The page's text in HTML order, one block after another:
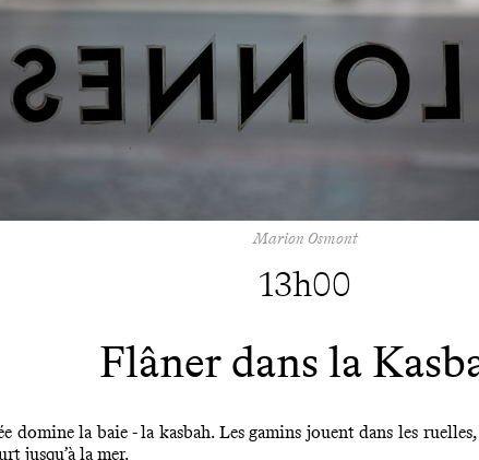
Marion Osmont
13h00
Flâner dans la
la baie - la kasbah. Les gamins jouent dans les
jusqu’à la mer.